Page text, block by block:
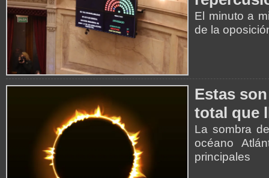
El minuto a
de la
Estas
total que
La sombra
océano
principales